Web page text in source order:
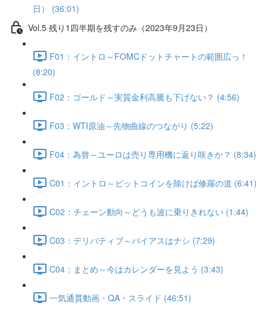
日） (36:01)
Vol.5 残り1四半期を残すのみ（2023年9月23日）
F01：イントロ～FOMCドットチャートの範囲広っ！
(8:20)
F02：ゴールド～実質金利高騰も下げない？ (4:56)
F03：WTI原油～先物曲線のつながり (5:22)
F04：為替～ユーロは売り専用機に返り咲きか？ (8:34)
C01：イントロ～ビットコインを除けば修羅の道 (6:41)
C02：チェーン動向～どうも波に乗りきれない (1:44)
C03：デリバティブ～バイアスはナシ (7:29)
C04：まとめ～今はカレンダーを見よう (3:43)
一気通貫動画・QA・スライド (46:51)